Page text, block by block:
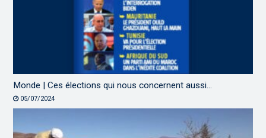
Monde | Ces élections qui nous concernent aussi…
05/07/2024